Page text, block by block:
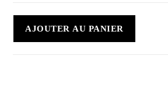
AJOUTER AU PANIER